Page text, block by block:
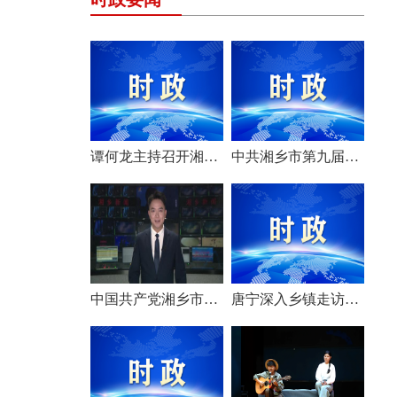
谭何龙主持召开湘乡市第九届市委常委会（扩大）会议 中共湘乡市第九届委员会举行第一次全体会议 选举产生新一届市委常委班子
中国共产党湘乡市第九次代表大会胜利闭幕 唐宁深入乡镇走访调研